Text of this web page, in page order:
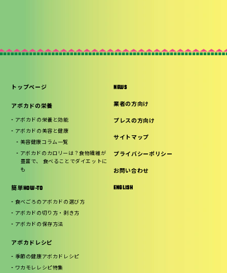
トップページ
アボカドの栄養
アボカドの栄養と効能
アボカドの美容と健康
美容健康コラム一覧
アボカドのカロリーは？食物繊維が
豊富で、 食べることでダイエットに
も
簡単HOW-TO
食べごろのアボカドの選び方
アボカドの切り方・剥き方
アボカドの保存方法
アボカドレシピ
季節の健康アボカドレシピ
ワカモレレシピ特集
NEWS
業者の方向け
プレスの方向け
サイトマップ
プライバシーポリシー
お問い合わせ
ENGLISH